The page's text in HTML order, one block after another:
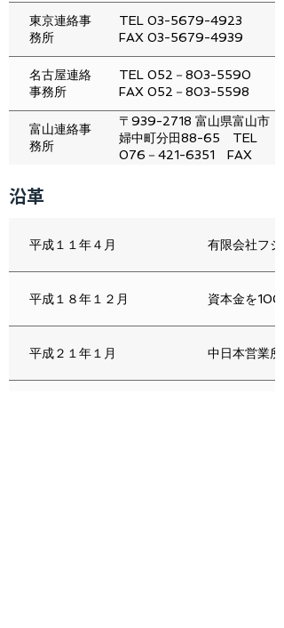
東京連絡事
務所
TEL 03-5679-4923
FAX 03-5679-4939
名古屋連絡
事務所
TEL 052－803-5590
FAX 052－803-5598
富山連絡事
務所
〒939-2718 富山県富山市
婦中町分田88-65 TEL
076－421-6351 FAX
沿革
平成１１年４月 有限会社フ
平成１８年１２月 資本金を
平成２１年１月 中日本営業所